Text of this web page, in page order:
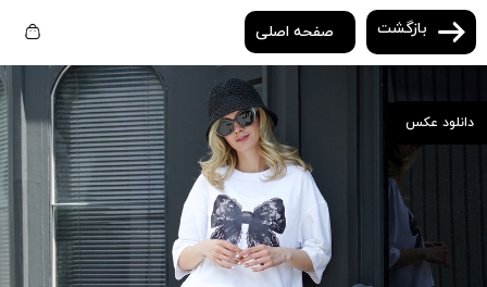
بازگشت صفحه اصلی
دانلود عکس